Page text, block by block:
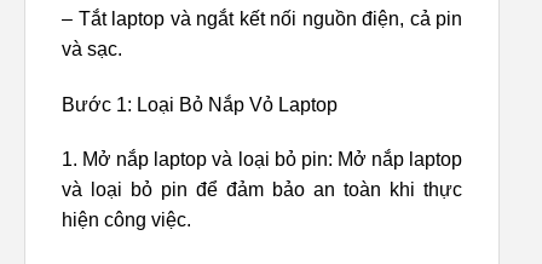
– Tắt laptop và ngắt kết nối nguồn điện, cả pin
và sạc.
Bước 1: Loại Bỏ Nắp Vỏ Laptop
1. Mở nắp laptop và loại bỏ pin: Mở nắp laptop
và loại bỏ pin để đảm bảo an toàn khi thực
hiện công việc.